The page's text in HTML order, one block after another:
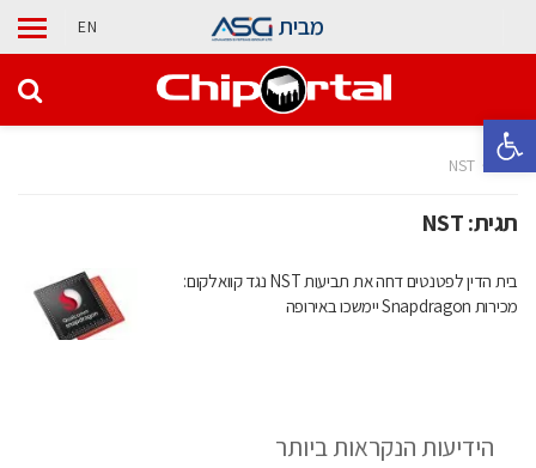
פתח סרגל נגישות
מבית EN
בית NST
תגית:NST
בית הדין לפטנטים דחה את תביעות NST נגד קוואלקום:
מכירות Snapdragon יימשכו באירופה
הידיעות הנקראות ביותר